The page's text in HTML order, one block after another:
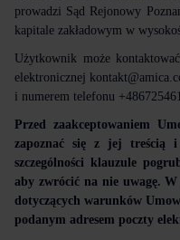
prowadzi Sąd Rejonowy
kapitale zakładowym w
Użytkownik może
elektronicznej
i numerem telefonu
Przed zaakceptowaniem
zapoznać się z jej treścią
szczególności klauzule
aby zwrócić na nie uwagę.
dotyczących warunków
podanym adresem poczty